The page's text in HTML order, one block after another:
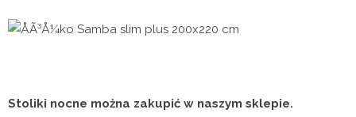
Stoliki nocne można zakupić w naszym sklepie.